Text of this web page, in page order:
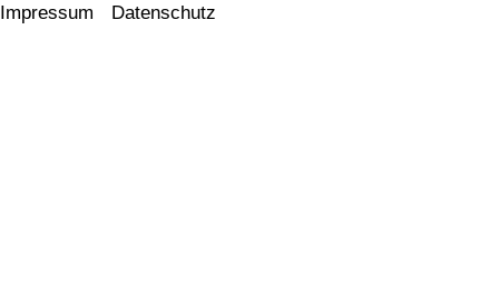
Impressum Datenschutz